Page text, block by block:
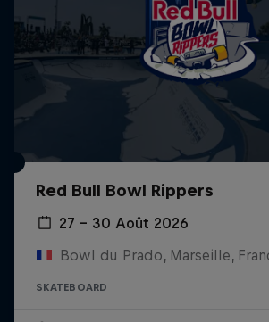
Red Bull Bowl Rippers
27 – 30 Août 2026
Bowl du Prado, Marseille,
SKATEBOARD